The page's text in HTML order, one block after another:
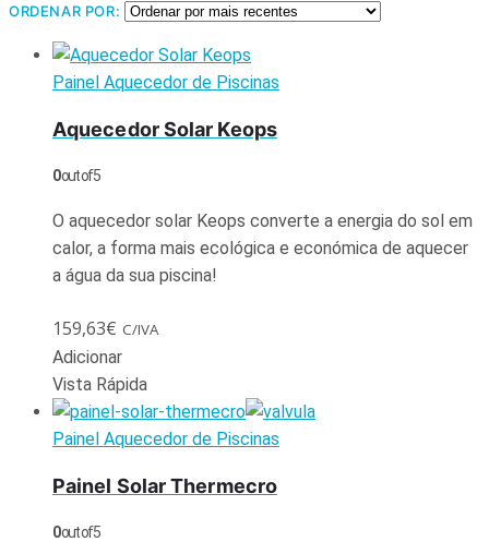
ORDENAR POR:
Painel Aquecedor de Piscinas
Aquecedor Solar Keops
0out of 5
O aquecedor solar Keops converte a energia do sol em
calor, a forma mais ecológica e económica de aquecer
a água da sua piscina!
159,63€ C/IVA
Adicionar
Vista Rápida
Painel Aquecedor de Piscinas
Painel Solar Thermecro
0out of 5